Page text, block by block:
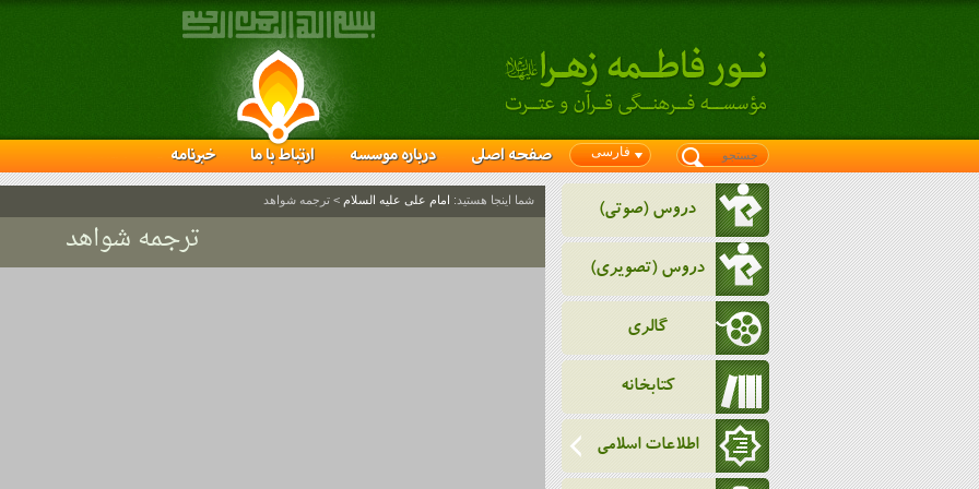
فارسی صفحه اصلی درباره موسسه ارتباط با ما خبرنامه
دروس (صوتی)
دروس (تصویری)
گالری
کتابخانه
اطلاعات اسلامی
شما اینجا هستید: امام علی علیه السلام > ترجمه شواهد
ترجمه شواهد